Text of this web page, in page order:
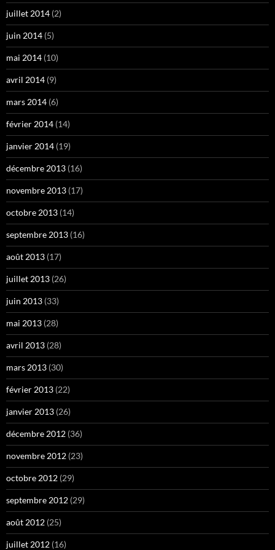
juillet 2014 (2)
juin 2014 (5)
mai 2014 (10)
avril 2014 (9)
mars 2014 (6)
février 2014 (14)
janvier 2014 (19)
décembre 2013 (16)
novembre 2013 (17)
octobre 2013 (14)
septembre 2013 (16)
août 2013 (17)
juillet 2013 (26)
juin 2013 (33)
mai 2013 (28)
avril 2013 (28)
mars 2013 (30)
février 2013 (22)
janvier 2013 (26)
décembre 2012 (36)
novembre 2012 (23)
octobre 2012 (29)
septembre 2012 (29)
août 2012 (25)
juillet 2012 (16)